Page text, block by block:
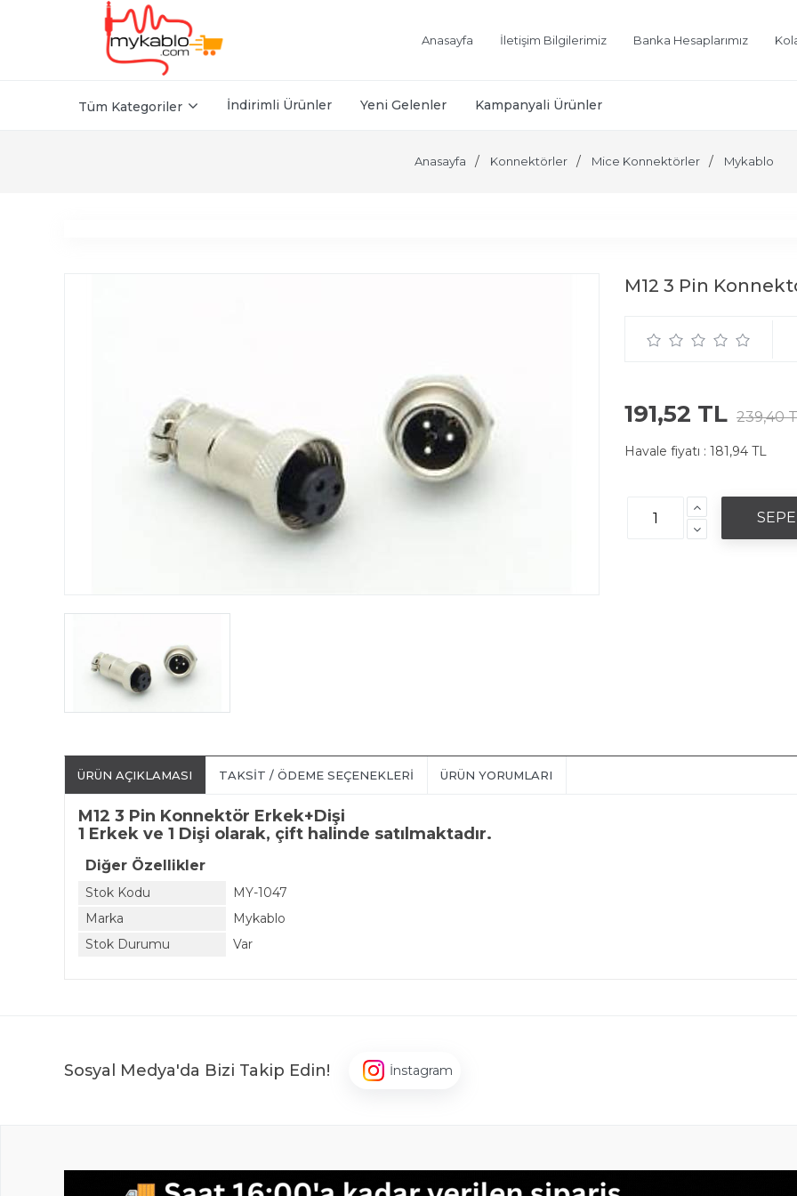
Anasayfa İletişim Bilgilerimiz Banka Hesaplarımız
Tüm Kategoriler İndirimli Ürünler Yeni Gelenler Kampanyali Ürünler
Anasayfa Konnektörler Mice Konnektörler Mykablo
M12 3 Pin
191,52 TL 239,40
Havale fiyatı : 181,94 TL
ÜRÜN AÇIKLAMASI TAKSIT / ÖDEME SEÇENEKLERI ÜRÜN YORUMLARI
M12 3 Pin Konnektör Erkek+Dişi
1 Erkek ve 1 Dişi olarak, çift halinde satılmaktadır.
Diğer Özellikler
Stok Kodu
MY-1047
Marka
Mykablo
Stok Durumu
Var
Sosyal Medya'da Bizi Takip Edin! İnstagram